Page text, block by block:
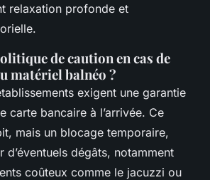
relaxation profonde et
de caution en cas de
matériel balnéo ?
exigent une garantie
carte bancaire à l’arrivée. Ce
mais un blocage temporaire,
d’éventuels dégâts, notamment
coûteux comme le jacuzzi ou